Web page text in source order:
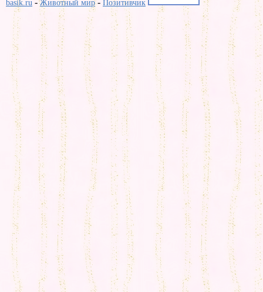
basik.ru -Животный мир- Позитивчик